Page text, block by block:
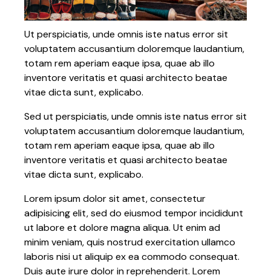
Ut perspiciatis, unde omnis iste natus error sit
voluptatem accusantium doloremque laudantium,
totam rem aperiam eaque ipsa, quae ab illo
inventore veritatis et quasi architecto beatae
vitae dicta sunt, explicabo.
Sed ut perspiciatis, unde omnis iste natus error sit
voluptatem accusantium doloremque laudantium,
totam rem aperiam eaque ipsa, quae ab illo
inventore veritatis et quasi architecto beatae
vitae dicta sunt, explicabo.
Lorem ipsum dolor sit amet, consectetur
adipisicing elit, sed do eiusmod tempor incididunt
ut labore et dolore magna aliqua. Ut enim ad
minim veniam, quis nostrud exercitation ullamco
laboris nisi ut aliquip ex ea commodo consequat.
Duis aute irure dolor in reprehenderit. Lorem